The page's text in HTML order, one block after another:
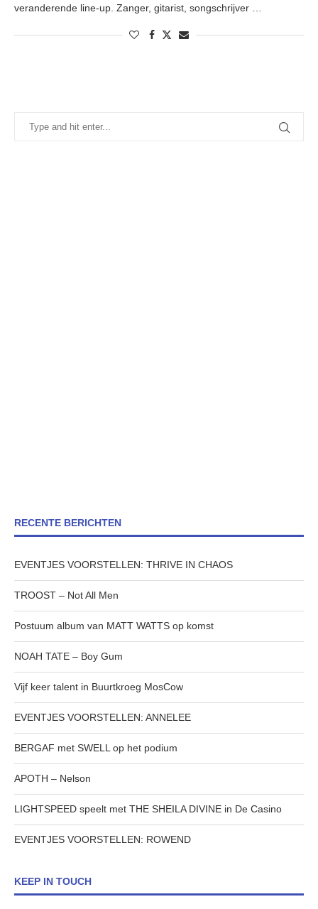
veranderende line-up. Zanger, gitarist, songschrijver …
RECENTE BERICHTEN
EVENTJES VOORSTELLEN: THRIVE IN CHAOS
TROOST – Not All Men
Postuum album van MATT WATTS op komst
NOAH TATE – Boy Gum
Vijf keer talent in Buurtkroeg MosCow
EVENTJES VOORSTELLEN: ANNELEE
BERGAF met SWELL op het podium
APOTH – Nelson
LIGHTSPEED speelt met THE SHEILA DIVINE in De Casino
EVENTJES VOORSTELLEN: ROWEND
KEEP IN TOUCH